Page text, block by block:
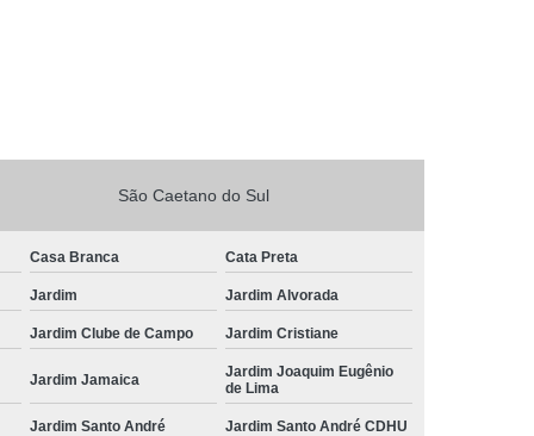
São Caetano do Sul
Casa Branca Cata Preta
Jardim Jardim Alvorada
Jardim Clube de Campo Jardim Cristiane
Jardim Jamaica
Jardim Joaquim Eugênio
de Lima
Jardim Santo André Jardim Santo André CDHU